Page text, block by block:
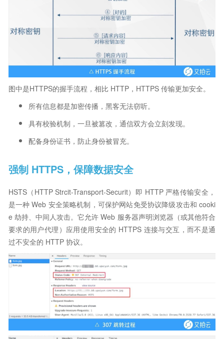
图中是HTTPS的握手流程，相比 HTTP，HTTPS 传输更加安全。
所有信息都是加密传播，黑客无法窃听。
具有校验机制，一旦被篡改，通信双方会立刻发现。
配备身份证书，防止身份被冒充。
强制 HTTPS，保障数据安全
HSTS（HTTP Strcit-Transport-Securit）即 HTTP 严格传输安全，
是一种 Web 安全策略机制，可保护网站免受协议降级攻击和 cooki
e 劫持、中间人攻击。它允许 Web 服务器声明浏览器（或其他符合
要求的用户代理）应用使用安全的 HTTPS 连接与交互，而不是通
过不安全的 HTTP 协议。